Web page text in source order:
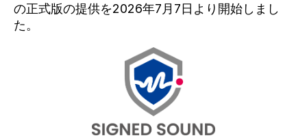
の正式版の提供を2026年7月7日より開始しまし
た。